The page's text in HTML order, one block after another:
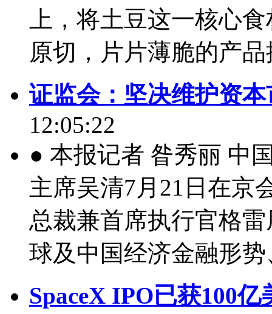
上，将土豆这一核心
原切，片片薄脆的产
证监会：坚决维护资
12:05:22
● 本报记者 昝秀丽 中
主席吴清7月21日在京
总裁兼首席执行官格雷
球及中国经济金融形势
SpaceX IPO已获100